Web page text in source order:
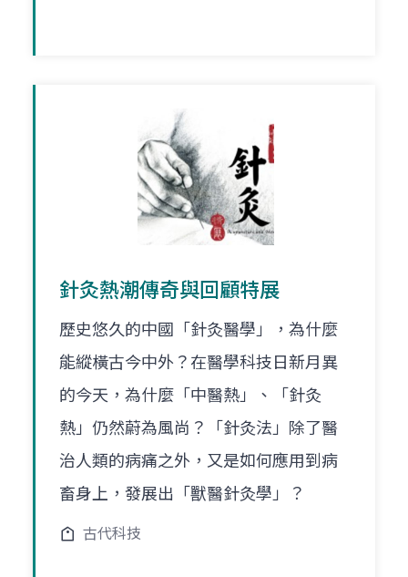
針灸熱潮傳奇與回顧特展
歷史悠久的中國「針灸醫學」，為什麼
能縱橫古今中外？在醫學科技日新月異
的今天，為什麼「中醫熱」、「針灸
熱」仍然蔚為風尚？「針灸法」除了醫
治人類的病痛之外，又是如何應用到病
畜身上，發展出「獸醫針灸學」？
古代科技